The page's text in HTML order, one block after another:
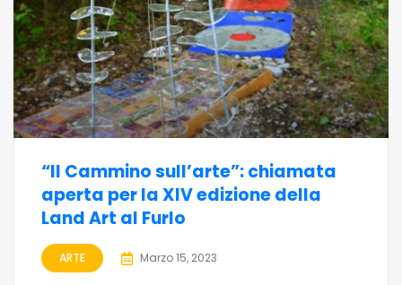
“Il Cammino sull’arte”: chiamata
aperta per la XIV edizione della
Land Art al Furlo
ARTE Marzo 15, 2023